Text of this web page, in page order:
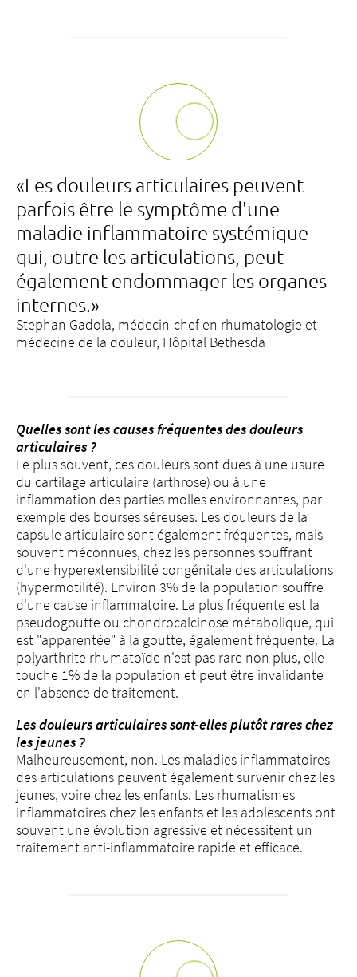
«Les douleurs articulaires peuvent
parfois être le symptôme d'une
maladie inflammatoire systémique
qui, outre les articulations, peut
également endommager les organes
internes.»
Stephan Gadola, médecin-chef en rhumatologie et
médecine de la douleur, Hôpital Bethesda
Quelles sont les causes fréquentes des douleurs
articulaires ?
Le plus souvent, ces douleurs sont dues à une usure
du cartilage articulaire (arthrose) ou à une
inflammation des parties molles environnantes, par
exemple des bourses séreuses. Les douleurs de la
capsule articulaire sont également fréquentes, mais
souvent méconnues, chez les personnes souffrant
d'une hyperextensibilité congénitale des articulations
(hypermotilité). Environ 3% de la population souffre
d'une cause inflammatoire. La plus fréquente est la
pseudogoutte ou chondrocalcinose métabolique, qui
est "apparentée" à la goutte, également fréquente. La
polyarthrite rhumatoïde n'est pas rare non plus, elle
touche 1% de la population et peut être invalidante
en l'absence de traitement.
Les douleurs articulaires sont-elles plutôt rares chez
les jeunes ?
Malheureusement, non. Les maladies inflammatoires
des articulations peuvent également survenir chez les
jeunes, voire chez les enfants. Les rhumatismes
inflammatoires chez les enfants et les adolescents ont
souvent une évolution agressive et nécessitent un
traitement anti-inflammatoire rapide et efficace.